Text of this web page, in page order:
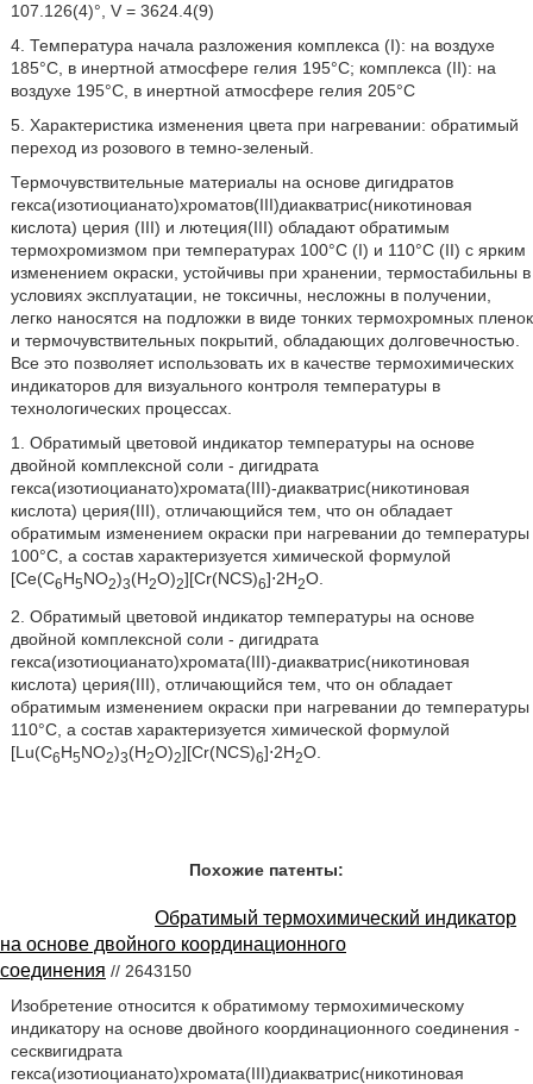
107.126(4)°, V = 3624.4(9)
4. Температура начала разложения комплекса (I): на воздухе
185°С, в инертной атмосфере гелия 195°С; комплекса (II): на
воздухе 195°С, в инертной атмосфере гелия 205°С
5. Характеристика изменения цвета при нагревании: обратимый
переход из розового в темно-зеленый.
Термочувствительные материалы на основе дигидратов
гекса(изотиоцианато)хроматов(III)диакватрис(никотиновая
кислота) церия (III) и лютеция(III) обладают обратимым
термохромизмом при температурах 100°С (I) и 110°С (II) с ярким
изменением окраски, устойчивы при хранении, термостабильны в
условиях эксплуатации, не токсичны, несложны в получении,
легко наносятся на подложки в виде тонких термохромных пленок
и термочувствительных покрытий, обладающих долговечностью.
Все это позволяет использовать их в качестве термохимических
индикаторов для визуального контроля температуры в
технологических процессах.
1. Обратимый цветовой индикатор температуры на основе
двойной комплексной соли - дигидрата
гекса(изотиоцианато)хромата(III)-диакватрис(никотиновая
кислота) церия(III), отличающийся тем, что он обладает
обратимым изменением окраски при нагревании до температуры
100°С, а состав характеризуется химической формулой
[Се(C6H5NO2)3(H2O)2][Cr(NCS)6]⋅2Н2O.
2. Обратимый цветовой индикатор температуры на основе
двойной комплексной соли - дигидрата
гекса(изотиоцианато)хромата(III)-диакватрис(никотиновая
кислота) церия(III), отличающийся тем, что он обладает
обратимым изменением окраски при нагревании до температуры
110°С, а состав характеризуется химической формулой
[Lu(C6H5NO2)3(H2O)2][Cr(NCS)6]⋅2Н2O.
Похожие патенты:
Обратимый термохимический индикатор
на основе двойного координационного
соединения // 2643150
Изобретение относится к обратимому термохимическому
индикатору на основе двойного координационного соединения -
сесквигидрата
гекса(изотиоцианато)хромата(III)диакватрис(никотиновая